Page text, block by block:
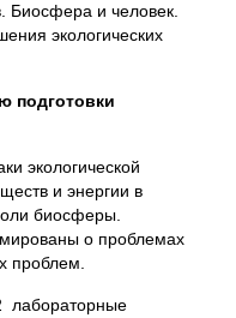
Биосфера и человек.
экологических
подготовки
экологической
и энергии в
биосферы.
о проблемах
проблем.
лабораторные